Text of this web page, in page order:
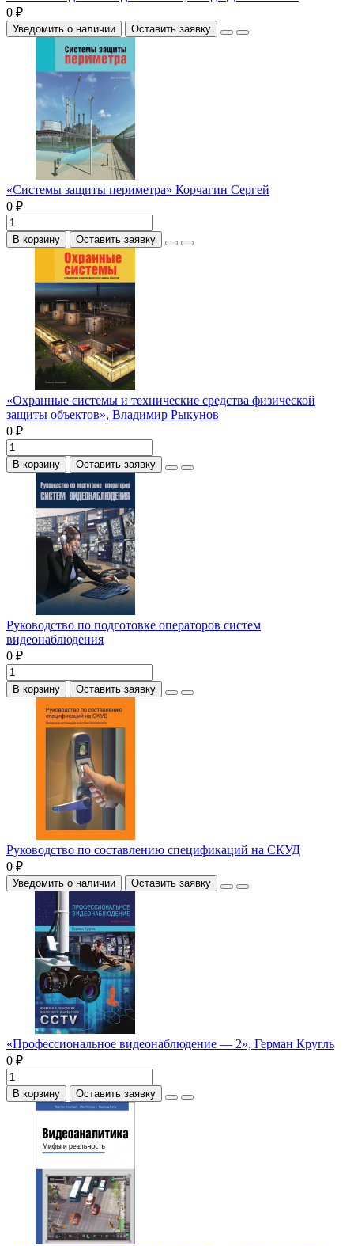
0 ₽
Уведомить о наличии Оставить заявку
«Системы защиты периметра» Корчагин Сергей
0 ₽
В корзину Оставить заявку
«Охранные системы и технические средства физической
защиты объектов», Владимир Рыкунов
0 ₽
В корзину Оставить заявку
Руководство по подготовке операторов систем
видеонаблюдения
0 ₽
В корзину Оставить заявку
Руководство по составлению спецификаций на СКУД
0 ₽
Уведомить о наличии Оставить заявку
«Профессиональное видеонаблюдение — 2», Герман Кругль
0 ₽
В корзину Оставить заявку